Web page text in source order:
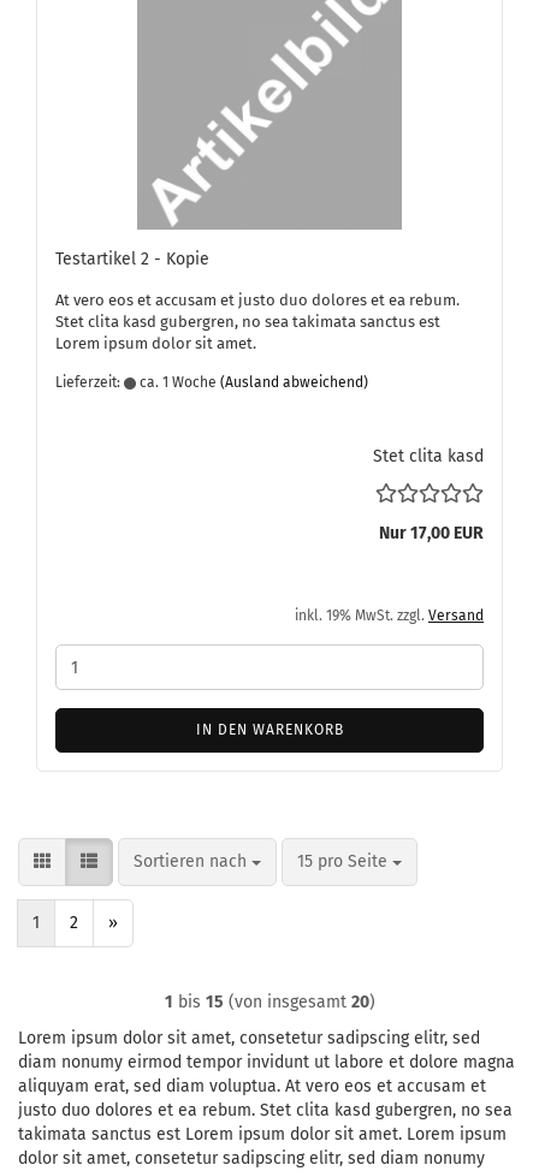
Te­st­ar­ti­kel 2 - Kopie
At vero eos et ac­cu­sam et justo duo do­lo­res et ea rebum.
Stet clita kasd gu­ber­gren, no sea ta­ki­ma­ta sanc­tus est
Lorem ipsum dolor sit amet.
Lieferzeit: ca. 1 Woche (Ausland abweichend)
Stet clita kasd
Nur 17,00 EUR
inkl. 19% MwSt. zzgl. Versand
IN DEN WARENKORB
Sortieren nach
Sortieren nach 15 pro Seite
pro Seite
1 2 »
1 bis 15 (von insgesamt 20)
Lorem ipsum dolor sit amet, consetetur sadipscing elitr, sed
diam nonumy eirmod tempor invidunt ut labore et dolore magna
aliquyam erat, sed diam voluptua. At vero eos et accusam et
justo duo dolores et ea rebum. Stet clita kasd gubergren, no sea
takimata sanctus est Lorem ipsum dolor sit amet. Lorem ipsum
dolor sit amet, consetetur sadipscing elitr, sed diam nonumy